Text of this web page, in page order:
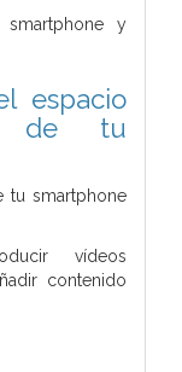
smartphone y
espacio
de tu
tu smartphone
vídeos
contenido